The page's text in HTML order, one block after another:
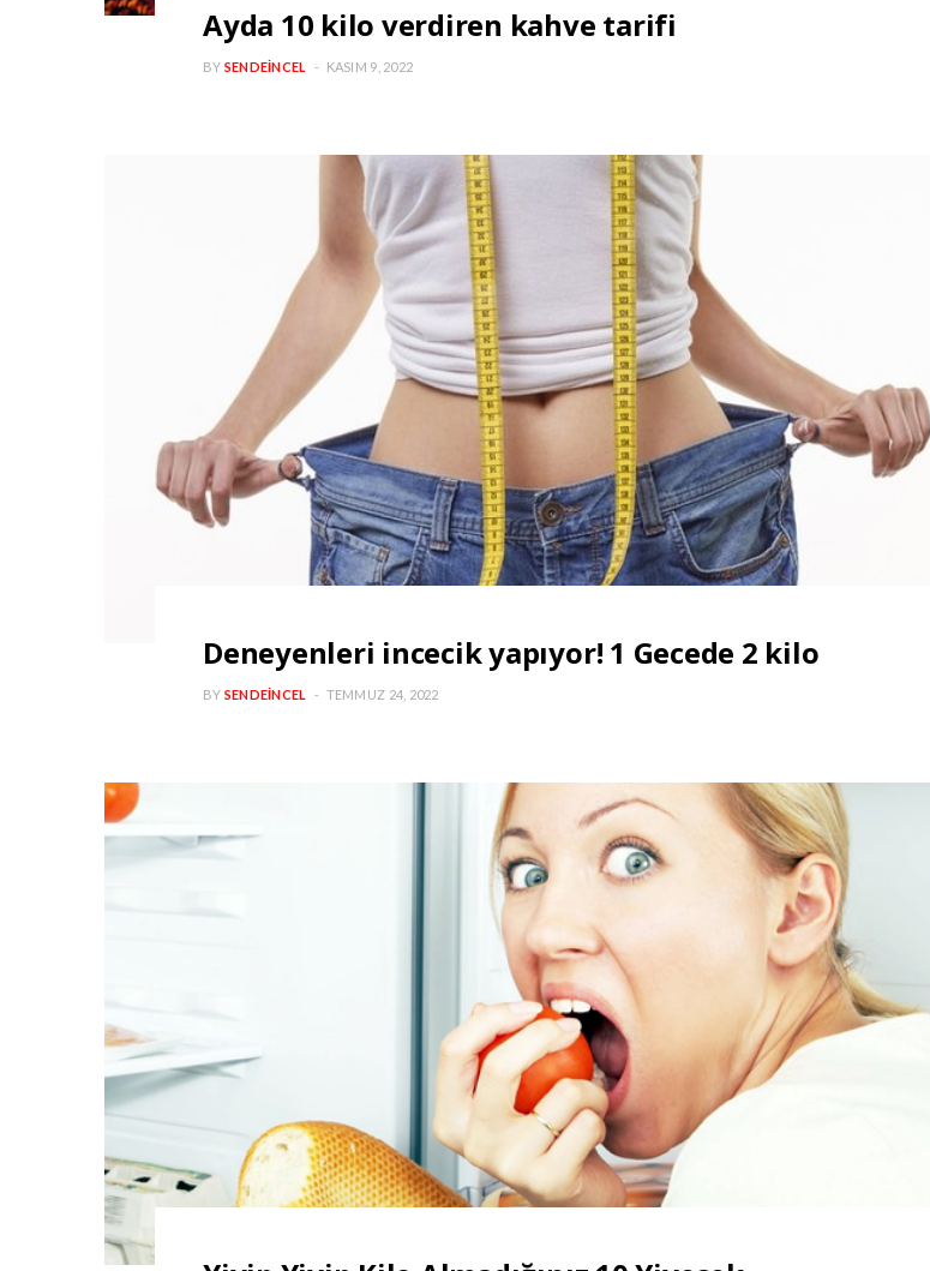
Ayda 10 kilo verdiren kahve tarifi
BY SENDEINCEL KASIM 9, 2022
Deneyenleri incecik yapıyor! 1 Gecede 2 kilo
BY SENDEINCEL TEMMUZ 24, 2022